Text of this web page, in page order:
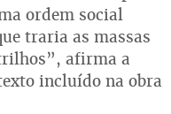
ordem social
traria as massas
afirma a
incluído na obra